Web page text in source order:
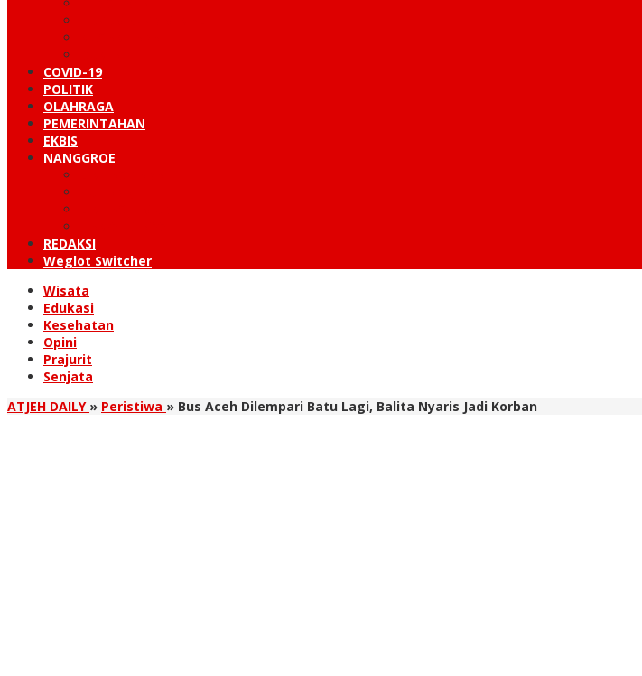
COVID-19
POLITIK
OLAHRAGA
PEMERINTAHAN
EKBIS
NANGGROE
REDAKSI
Weglot Switcher
Wisata
Edukasi
Kesehatan
Opini
Prajurit
Senjata
ATJEH DAILY » Peristiwa » Bus Aceh Dilempari Batu Lagi, Balita Nyaris Jadi Korban